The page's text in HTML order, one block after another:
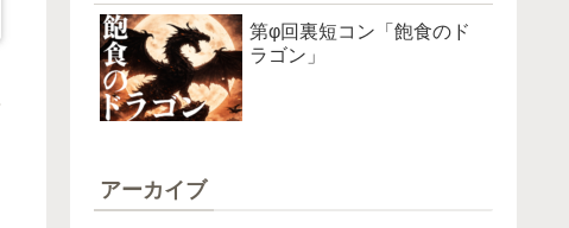
第φ回裏短コン「飽食のド
ラゴン」
アーカイブ